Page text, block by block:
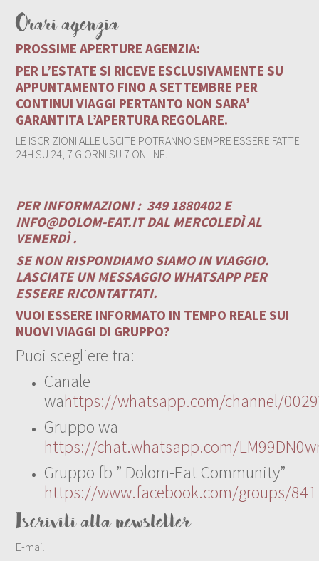
Orari agenzia
PROSSIME APERTURE AGENZIA:
PER L’ESTATE SI RICEVE ESCLUSIVAMENTE SU
APPUNTAMENTO FINO A SETTEMBRE PER
CONTINUI VIAGGI PERTANTO NON SARA’
GARANTITA L’APERTURA REGOLARE.
LE ISCRIZIONI ALLE USCITE POTRANNO SEMPRE ESSERE FATTE
24H SU 24, 7 GIORNI SU 7 ONLINE.
PER INFORMAZIONI : 349 1880402 E
INFO@DOLOM-EAT.ITDAL MERCOLEDÌ AL
VENERDÌ .
SE NON RISPONDIAMO SIAMO IN VIAGGIO.
LASCIATE UN MESSAGGIO WHATSAPP PER
ESSERE RICONTATTATI.
VUOI ESSERE INFORMATO IN TEMPO REALE SUI
NUOVI VIAGGI DI GRUPPO?
Puoi scegliere tra:
Canale
wahttps://whatsapp.com/channel/
Gruppo wa
https://chat.whatsapp.com/
Gruppo fb ” Dolom-Eat Community”
https://www.facebook.com/groups/
Iscriviti alla newsletter
E-mail